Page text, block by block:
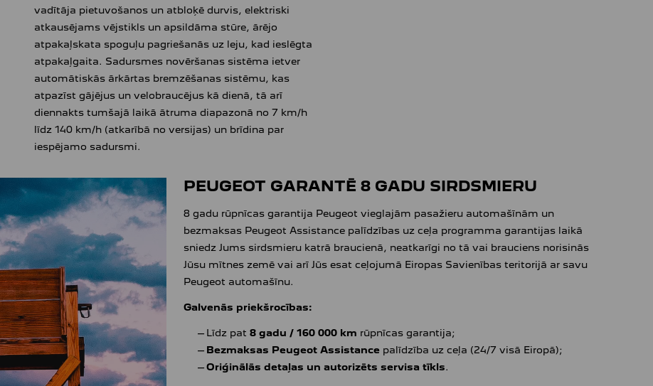
vadītāja pietuvošanos un atbloķē durvis, elektriski
atkausējams vējstikls un apsildāma stūre, ārējo
atpakaļskata spoguļu pagriešanās uz leju, kad ieslēgta
atpakaļgaita. Sadursmes novēršanas sistēma ietver
automātiskās ārkārtas bremzēšanas sistēmu, kas
atpazīst gājējus un velobraucējus kā dienā, tā arī
diennakts tumšajā laikā ātruma diapazonā no 7 km/h
līdz 140 km/h (atkarībā no versijas) un brīdina par
iespējamo sadursmi.
PEUGEOT GARANTĒ 8 GADU SIRDSMIERU
8 gadu rūpnīcas garantija Peugeot vieglajām pasažieru automašīnām un
bezmaksas Peugeot Assistance palīdzības uz ceļa programma garantijas laikā
sniedz Jums sirdsmieru katrā braucienā, neatkarīgi no tā vai brauciens norisinās
Jūsu mītnes zemē vai arī Jūs esat ceļojumā Eiropas Savienības teritorijā ar savu
Peugeot automašīnu.
Galvenās priekšrocības:
Līdz pat 8 gadu / 160 000 km rūpnīcas garantija;
Bezmaksas Peugeot Assistance palīdzība uz ceļa (24/7 visā Eiropā);
Oriģinālās detaļas un autorizēts servisa tīkls.